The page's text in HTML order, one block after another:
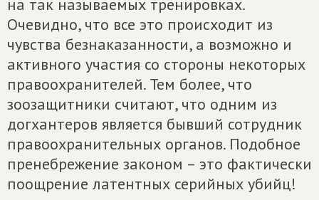
на так называемых тренировках.
Очевидно, что все это происходит из
чувства безнаказанности, а возможно и
активного участия со стороны некоторых
правоохранителей. Тем более, что
зоозащитники считают, что одним из
догхантеров является бывший сотрудник
правоохранительных органов. Подобное
пренебрежение законом – это фактически
поощрение латентных серийных убийц!